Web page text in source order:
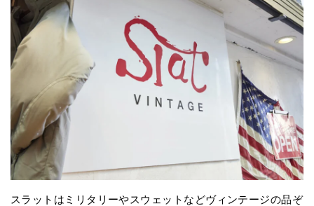
スラットはミリタリーやスウェットなどヴィンテージの品ぞ